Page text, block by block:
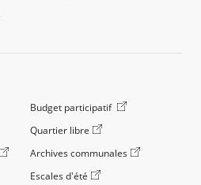
Budget participatif
Quartier libre
Archives communales
Escales d'été